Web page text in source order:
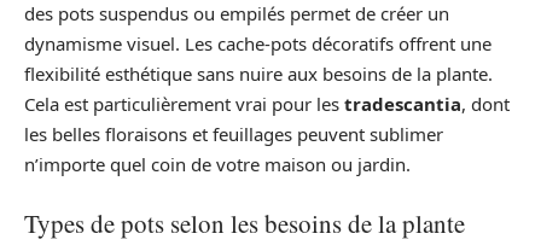
des pots suspendus ou empilés permet de créer un
dynamisme visuel. Les cache-pots décoratifs offrent une
flexibilité esthétique sans nuire aux besoins de la plante.
Cela est particulièrement vrai pour les tradescantia, dont
les belles floraisons et feuillages peuvent sublimer
n’importe quel coin de votre maison ou jardin.
Types de pots selon les besoins de la plante